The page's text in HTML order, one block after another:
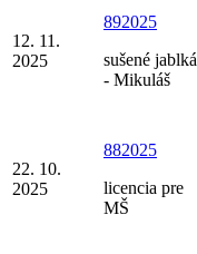
12. 11.
2025
892025
sušené jablká
- Mikuláš
22. 10.
2025
882025
licencia pre
MŠ